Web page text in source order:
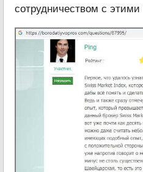
сотрудничеством с